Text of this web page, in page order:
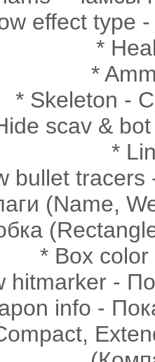
effect type
*
*
* Skeleton -
scav &
*
bullet tracers
(Name,
* Box color
hitmarker -
info -